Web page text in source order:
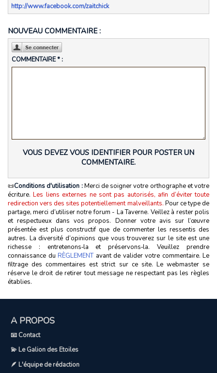
http://www.facebook.com/zaitchick
NOUVEAU COMMENTAIRE :
COMMENTAIRE * :
VOUS DEVEZ VOUS IDENTIFIER POUR POSTER UN
COMMENTAIRE.
📜Conditions d'utilisation :Merci de soigner votre orthographe et votre
écriture.Les liens externes ne sont pas autorisés, afin d’éviter toute
redirection vers des sites potentiellement malveillants. Pour ce type de
partage, merci d’utiliser notre forum - La Taverne. Veillez à rester polis
et respectueux dans vos propos. Donner votre avis sur l’œuvre
présentée est plus constructif que de commenter les ressentis des
autres. La diversité d’opinions que vous trouverez sur le site est une
richesse : entretenons‑la et préservons‑la. Veuillez prendre
connaissance du RÈGLEMENTavant de valider votre commentaire. Le
filtrage des commentaires est strict sur ce site. Le webmaster se
réserve le droit de retirer tout message ne respectant pas les règles
établies.
A PROPOS
📧 Contact
💫 Le Galion des Etoiles
🪶 L'équipe de rédaction